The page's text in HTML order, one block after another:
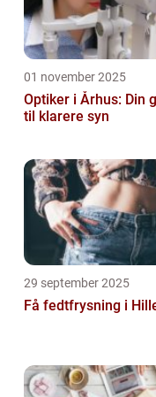
01 november 2025
Optiker i Århus: Din
til klarere syn
29 september 2025
Få fedtfrysning i